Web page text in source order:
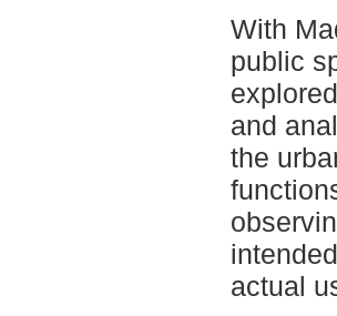
With
public
and
the
actual